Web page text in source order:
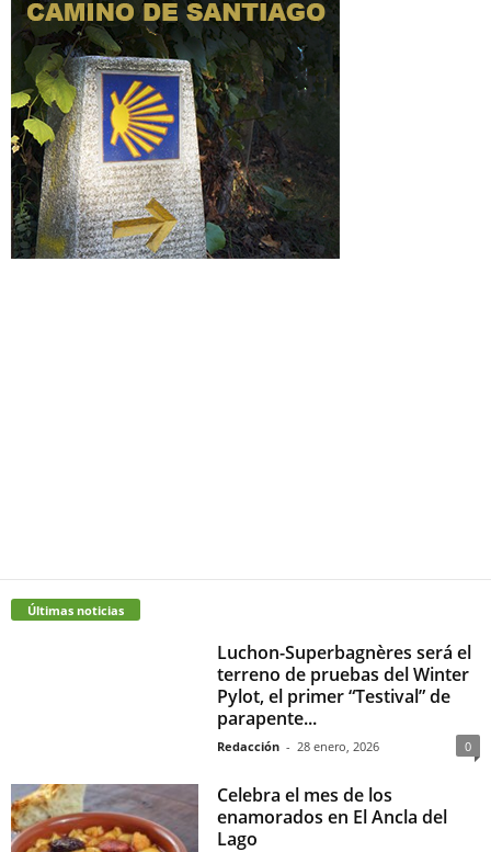
Últimas noticias
Luchon-Superbagnères será el
terreno de pruebas del Winter
Pylot, el primer “Testival” de
parapente...
Redacción - 28 enero, 2026 0
Celebra el mes de los
enamorados en El Ancla del
Lago